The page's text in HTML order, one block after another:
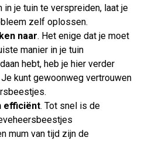
je tuin te verspreiden, laat je
zelf oplossen.
naar. Het enige dat je moet
manier in je tuin
hebt, heb je hier verder
kunt gewoonweg vertrouwen
efficiënt. Tot snel is de
mum van tijd zijn de